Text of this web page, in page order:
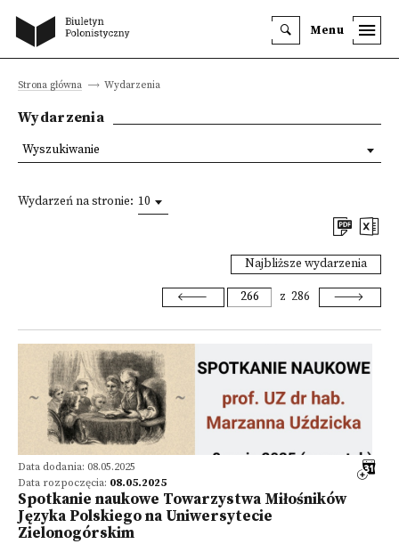
Menu
Strona główna Wydarzenia
Wydarzenia
Wydarzeń na stronie: 10
Najbliższe wydarzenia
z 286
Data dodania: 08.05.2025
Data rozpoczęcia: 08.05.2025
Spotkanie naukowe Towarzystwa Miłośników
Języka Polskiego na Uniwersytecie
Zielonogórskim
Wyszukiwanie